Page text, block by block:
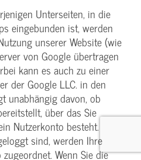
Unterseiten, in die
eingebunden ist, werden
unserer Website (wie
von Google übertragen
kann es auch zu einer
der Google LLC. in den
unabhängig davon, ob
über das Sie
Nutzerkonto besteht.
sind, werden Ihre
Wenn Sie die